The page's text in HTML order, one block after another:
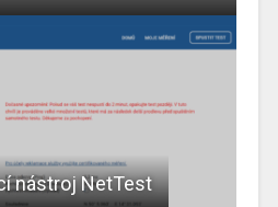
nástroj NetTest